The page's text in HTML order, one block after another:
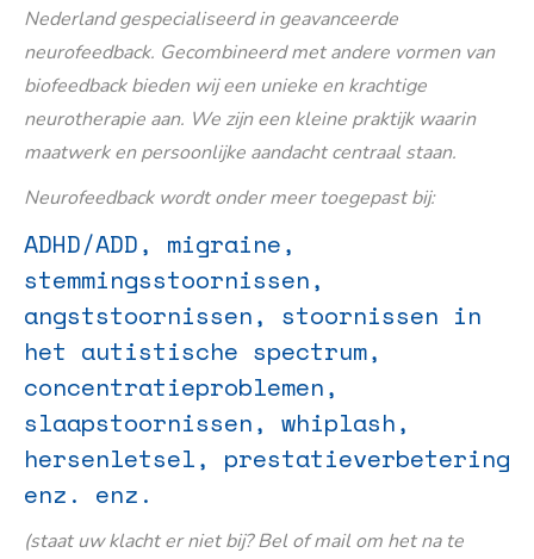
Nederland gespecialiseerd in geavanceerde
neurofeedback. Gecombineerd met andere vormen van
biofeedback bieden wij een unieke en krachtige
neurotherapie aan. We zijn een kleine praktijk waarin
maatwerk en persoonlijke aandacht centraal staan.
Neurofeedback wordt onder meer toegepast bij:
ADHD/ADD, migraine,
stemmingsstoornissen,
angststoornissen, stoornissen in
het autistische spectrum,
concentratieproblemen,
slaapstoornissen, whiplash,
hersenletsel, prestatieverbetering
enz. enz.
(staat uw klacht er niet bij? Bel of mail om het na te